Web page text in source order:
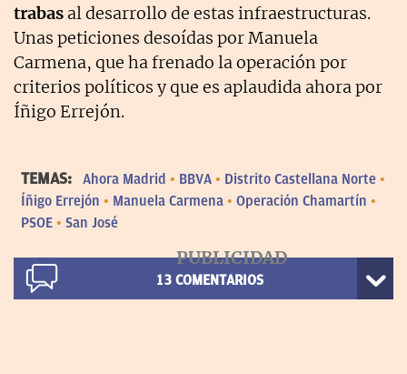
trabas al desarrollo de estas infraestructuras.
Unas peticiones desoídas por Manuela
Carmena, que ha frenado la operación por
criterios políticos y que es aplaudida ahora por
Íñigo Errejón.
TEMAS: Ahora Madrid BBVA
Distrito Castellana Norte
Íñigo Errejón
Manuela Carmena
Operación Chamartín
PSOE
San José
13 COMENTARIOS